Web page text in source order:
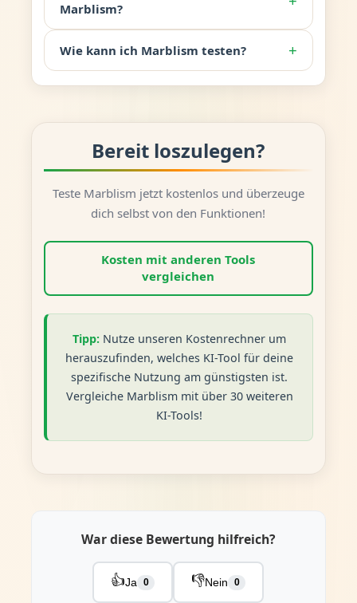
Marblism?
Wie kann ich Marblism testen? +
Bereit loszulegen?
Teste Marblism jetzt kostenlos und überzeuge
dich selbst von den Funktionen!
Kosten mit anderen Tools
vergleichen
Tipp: Nutze unseren Kostenrechner um
herauszufinden, welches KI-Tool für deine
spezifische Nutzung am günstigsten ist.
Vergleiche Marblism mit über 30 weiteren
KI-Tools!
War diese Bewertung hilfreich?
👍Ja 0 👎Nein 0